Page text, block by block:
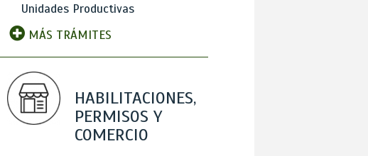
Unidades Productivas
MÁS TRÁMITES
HABILITACIONES,
PERMISOS Y
COMERCIO